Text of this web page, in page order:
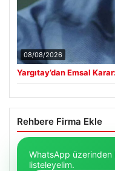
08/08/2026
Yargıtay’dan Emsal
Rehbere Firma Ekle
WhatsApp üzerinden
listeleyelim.